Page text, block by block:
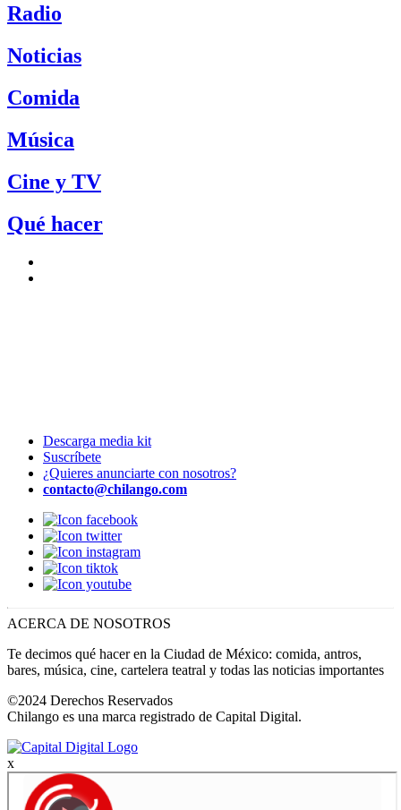
Radio
Noticias
Comida
Música
Cine y TV
Qué hacer
Descarga media kit
Suscríbete
¿Quieres anunciarte con nosotros?
contacto@chilango.com
ACERCA DE NOSOTROS
Te decimos qué hacer en la Ciudad de México: comida, antros,
bares, música, cine, cartelera teatral y todas las noticias importantes
©2024 Derechos Reservados
Chilango es una marca registrado de Capital Digital.
x